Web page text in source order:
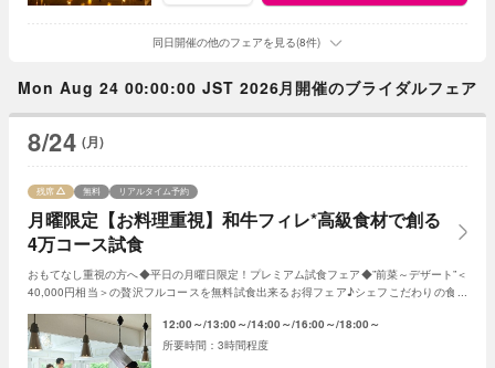
同日開催の他のフェアを見る(8件)
Mon Aug 24 00:00:00 JST 2026月開催のブライダルフェア
8/24 (月)
月曜限定【お料理重視】和牛フィレ*高級食材で創る
4万コース試食
残席 無料 リアルタイム予約
おもてなし重視の方へ◆平日の月曜日限定！プレミアム試食フェア◆”前菜～デザート”＜
40,000円相当＞の贅沢フルコースを無料試食出来るお得フェア♪シェフこだわりの食材
12:00～ 13:00～ 14:00～ 16:00～ 18:00～
3時間程度